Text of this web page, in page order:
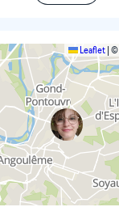
Leaflet ©